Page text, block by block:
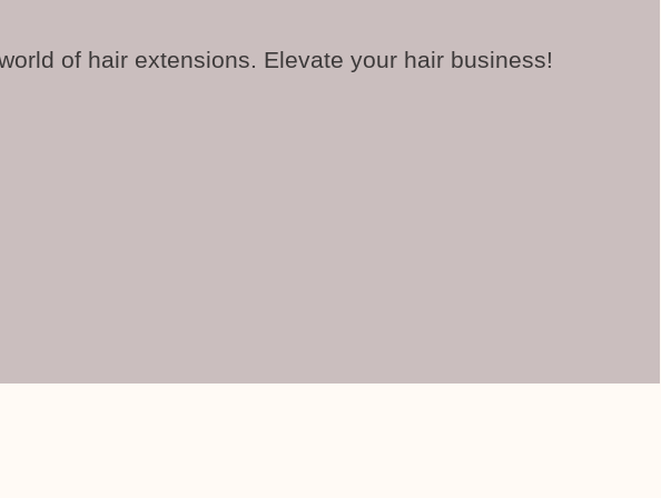
of hair extensions. Elevate your hair business!